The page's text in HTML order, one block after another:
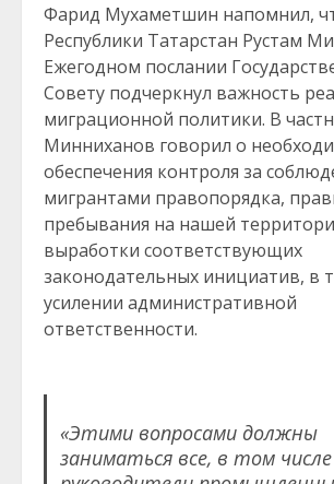
Фарид Мухаметшин напомнил,
Республики Татарстан Рустам
Ежегодном послании
Совету подчеркнул важность
миграционной политики. В
Минниханов говорил о
обеспечения контроля за
мигрантами правопорядка,
пребывания на нашей
выработки соответствующих
законодательных инициатив, в
усилении административной
ответственности.
«Этими вопросами должны
заниматься все, в том